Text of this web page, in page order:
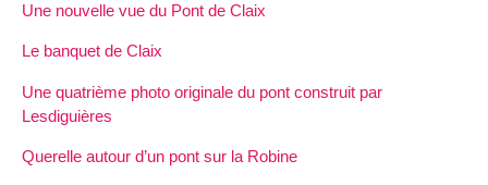
Une nouvelle vue du Pont de Claix
Le banquet de Claix
Une quatrième photo originale du pont construit par
Lesdiguières
Querelle autour d’un pont sur la Robine